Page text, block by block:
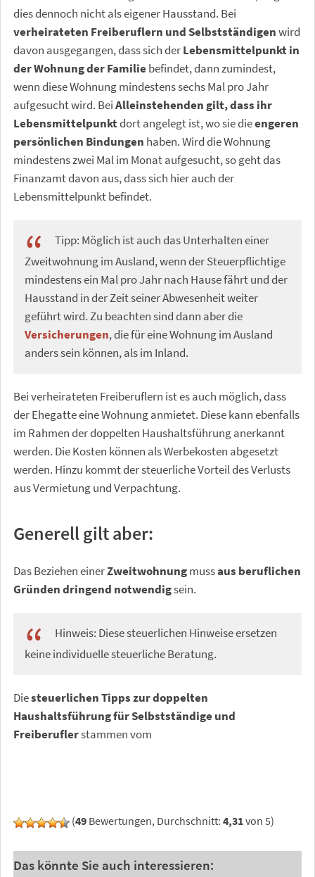
dies dennoch nicht als eigener Hausstand. Bei
verheirateten Freiberuflern und Selbstständigenwird
davon ausgegangen, dass sich derLebensmittelpunkt in
der Wohnung der Familiebefindet, dann zumindest,
wenn diese Wohnung mindestens sechs Mal pro Jahr
aufgesucht wird. BeiAlleinstehenden gilt, dass ihr
Lebensmittelpunktdort angelegt ist, wo sie dieengeren
persönlichen Bindungen haben. Wird die Wohnung
mindestens zwei Mal im Monat aufgesucht, so geht das
Finanzamt davon aus, dass sich hier auch der
Lebensmittelpunkt befindet.
Tipp: Möglich ist auch das Unterhalten einer
Zweitwohnung im Ausland, wenn der Steuerpflichtige
mindestens ein Mal pro Jahr nach Hause fährt und der
Hausstand in der Zeit seiner Abwesenheit weiter
geführt wird. Zu beachten sind dann aber die
Versicherungen, die für eine Wohnung im Ausland
anders sein können, als im Inland.
Bei verheirateten Freiberuflern ist es auch möglich, dass
der Ehegatte eine Wohnung anmietet. Diese kann ebenfalls
im Rahmen der doppelten Haushaltsführung anerkannt
werden. Die Kosten können als Werbekosten abgesetzt
werden. Hinzu kommt der steuerliche Vorteil des Verlusts
aus Vermietung und Verpachtung.
Generell gilt aber:
Das Beziehen einerZweitwohnungmussaus beruflichen
Gründen dringend notwendigsein.
Hinweis: Diese steuerlichen Hinweise ersetzen
keine individuelle steuerliche Beratung.
Diesteuerlichen Tipps zur doppelten
Haushaltsführung für Selbstständige und
Freiberuflerstammen vom
(49 Bewertungen, Durchschnitt: 4,31von 5)
Das könnte Sie auch interessieren: